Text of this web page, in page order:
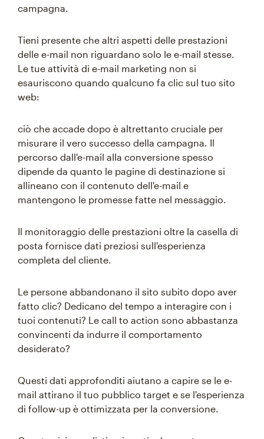
campagna.
Tieni presente che altri aspetti delle prestazioni
delle e-mail non riguardano solo le e-mail stesse.
Le tue attività di e-mail marketing non si
esauriscono quando qualcuno fa clic sul tuo sito
web:
ciò che accade dopo è altrettanto cruciale per
misurare il vero successo della campagna. Il
percorso dall'e-mail alla conversione spesso
dipende da quanto le pagine di destinazione si
allineano con il contenuto dell'e-mail e
mantengono le promesse fatte nel messaggio.
Il monitoraggio delle prestazioni oltre la casella di
posta fornisce dati preziosi sull'esperienza
completa del cliente.
Le persone abbandonano il sito subito dopo aver
fatto clic? Dedicano del tempo a interagire con i
tuoi contenuti? Le call to action sono abbastanza
convincenti da indurre il comportamento
desiderato?
Questi dati approfonditi aiutano a capire se le e-
mail attirano il tuo pubblico target e se l'esperienza
di follow-up è ottimizzata per la conversione.